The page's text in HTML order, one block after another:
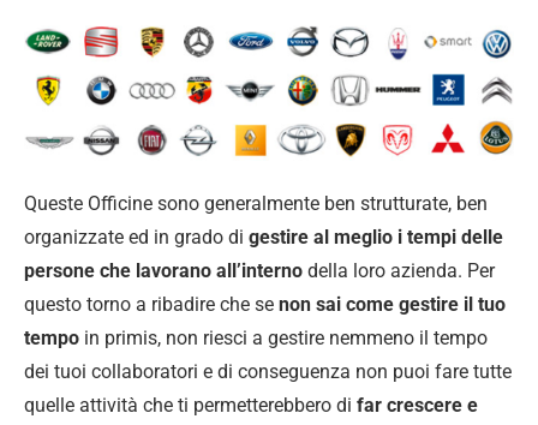
Queste Officine sono generalmente ben strutturate, ben
organizzate ed in grado di gestire al meglio i tempi delle
persone che lavorano all’interno della loro azienda. Per
questo torno a ribadire che se non sai come gestire il tuo
tempo in primis, non riesci a gestire nemmeno il tempo
dei tuoi collaboratori e di conseguenza non puoi fare tutte
quelle attività che ti permetterebbero di far crescere e